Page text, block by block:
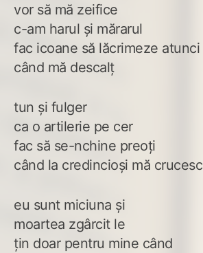
vor să mă zeifice
c-am harul și mărarul
fac icoane să lăcrimeze atunci
când mă descalț
tun și fulger
ca o artilerie pe cer
fac să se-nchine preoți
când la credincioși mă crucesc
eu sunt miciuna și
moartea zgârcit le
țin doar pentru mine când